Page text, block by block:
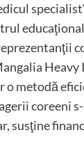
o metodă
coreeni
susţine